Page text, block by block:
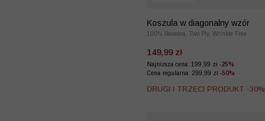
Koszula w diagonalny wzór
100% Bawełna, Two Ply, Wrinkle Free
149,99 zł
Najniższa cena: 199,99 zł -25%
Cena regularna: 299,99 zł -50%
DRUGI I TRZECI PRODUKT -30%